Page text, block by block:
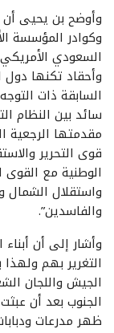
وأوضح بن يحيى أن
وكوادر المؤسسة
السعودي
وأحقاد تكنها دول
السابقة ذات
سائد بين النظام
مقدمتها الرجعية
قوى التحرير
الوطنية مع القوى
واستقلال الشمال
والفاسدين”.
وأشار إلى أن
التغرير بهم
الجيش واللجان
الجنوب بعد أن
ظهر مدرعات